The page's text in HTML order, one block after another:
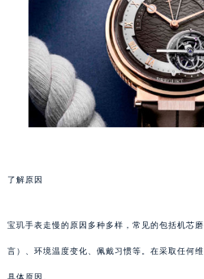
了解原因
宝玑手表走慢的原因多种多样，常见的包括机芯
言）、环境温度变化、佩戴习惯等。在采取任何
具体原因。